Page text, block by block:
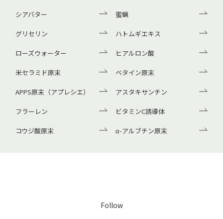
シアバター 蜜蝋
グリセリン ハトムギエキス
ローズウォーター ヒアルロン酸
米セラミド原末 ベタイン原末
APPS原末（アプレシエ） アスタキサンチン
フラーレン ビタミンC誘導体
コウジ酸原末 α-アルブチン原末
Follow